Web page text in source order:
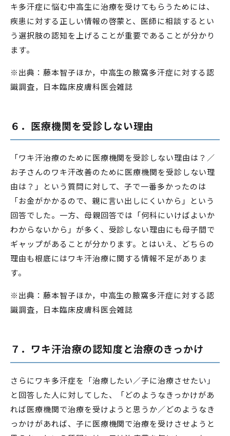
キ多汗症に悩む中高生に治療を受けてもらうためには、
疾患に対する正しい情報の啓蒙と、医師に相談するとい
う選択肢の認知を上げることが重要であることが分かり
ます。
※出典：藤本智子ほか，中高生の腋窩多汗症に対する認
識調査，日本臨床皮膚科医会雑誌
６．医療機関を受診しない理由
「ワキ汗治療のために医療機関を受診しない理由は？／
お子さんのワキ汗改善のために医療機関を受診しない理
由は？」という質問に対して、子で一番多かったのは
「お金がかかるので、親に言い出しにくいから」という
回答でした。一方、母親回答では「何科にいけばよいか
わからないから」が多く、受診しない理由にも母子間で
ギャップがあることが分かります。とはいえ、どちらの
理由も根底にはワキ汗治療に関する情報不足がありま
す。
※出典：藤本智子ほか，中高生の腋窩多汗症に対する認
識調査，日本臨床皮膚科医会雑誌
７．ワキ汗治療の認知度と治療のきっかけ
さらにワキ多汗症を「治療したい／子に治療させたい」
と回答した人に対してした、「どのようなきっかけがあ
れば医療機関で治療を受けようと思うか／どのようなき
っかけがあれば、子に医療機関で治療を受けさせようと